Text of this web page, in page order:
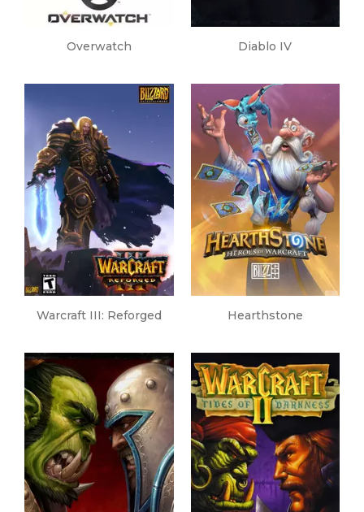
Overwatch Diablo IV
Warcraft III: Reforged Hearthstone